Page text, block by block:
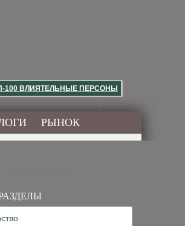
100 ВЛИЯТЕЛЬНЫЕ ПЕРСОНЫ
РЫНОК